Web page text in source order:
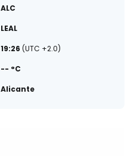
ALC
LEAL
19:26 (UTC +2.0)
-- °C
Alicante